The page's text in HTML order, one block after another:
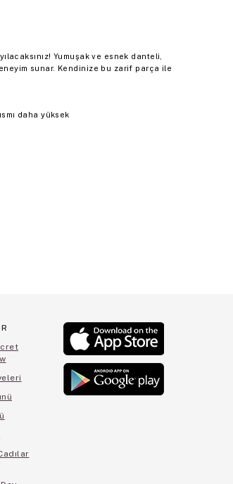
Yumuşak ve esnek danteli,
sunar. Kendinize bu zarif parça ile
daha yüksek